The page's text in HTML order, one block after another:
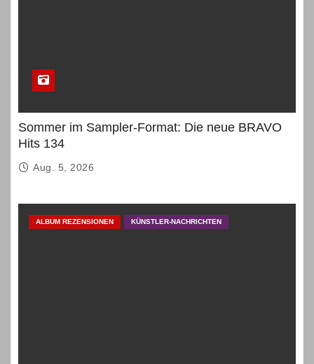
Sommer im Sampler-Format: Die neue BRAVO
Hits 134
Aug. 5, 2026
ALBUM REZENSIONEN KÜNSTLER-NACHRICHTEN